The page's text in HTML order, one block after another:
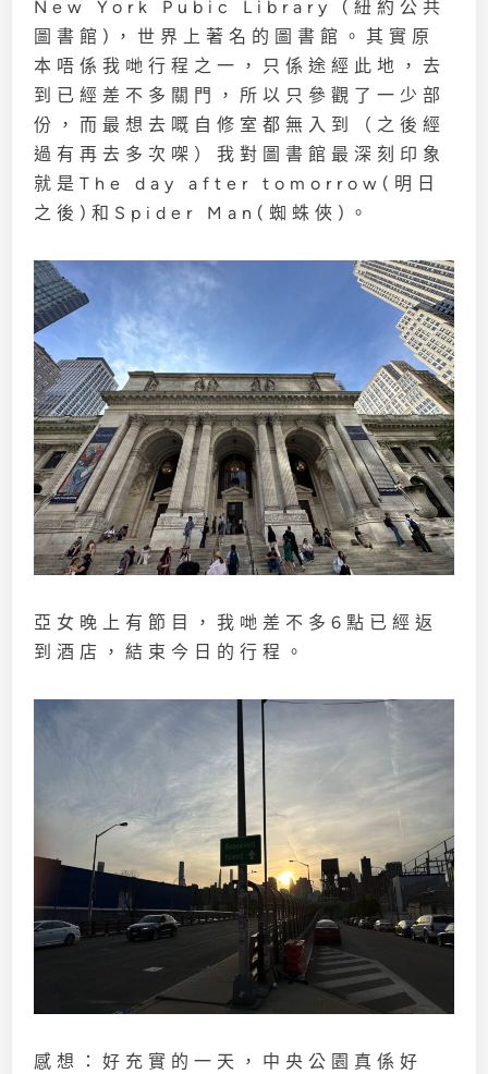
New York Pubic Library (紐約公共
圖書館)，世界上著名的圖書館。其實原
本唔係我哋行程之一，只係途經此地，去
到已經差不多關門，所以只參觀了一少部
份，而最想去嘅自修室都無入到（之後經
過有再去多次㗎）我對圖書館最深刻印象
就是The day after tomorrow(明日
之後)和Spider Man(蜘蛛俠)。
亞女晚上有節目，我哋差不多6點已經返
到酒店，結束今日的行程。
感想：好充實的一天，中央公園真係好